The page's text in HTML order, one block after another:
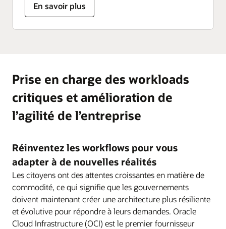
En savoir plus
sur
les
applications
Prise en charge des workloads
critiques et amélioration de
l’agilité de l’entreprise
Réinventez les workflows pour vous
adapter à de nouvelles réalités
Les citoyens ont des attentes croissantes en matière de
commodité, ce qui signifie que les gouvernements
doivent maintenant créer une architecture plus résiliente
et évolutive pour répondre à leurs demandes. Oracle
Cloud Infrastructure (OCI) est le premier fournisseur